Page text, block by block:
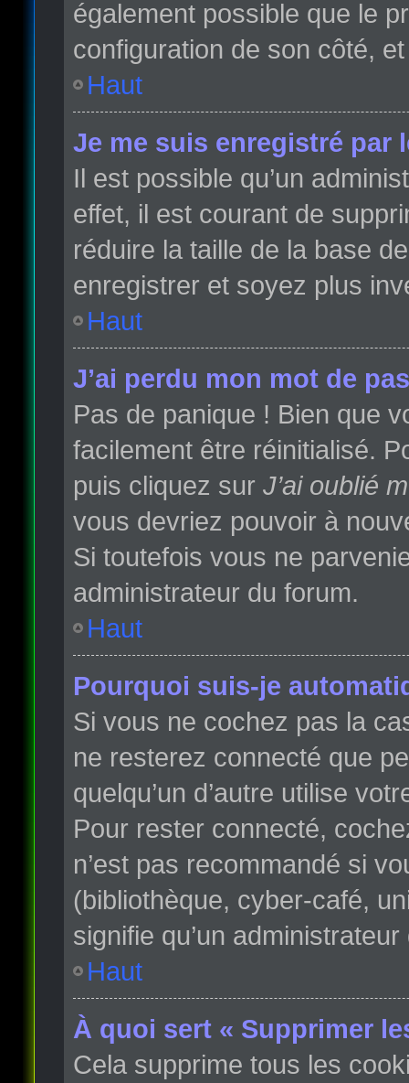
également possible que le
configuration de son côté,
Haut
Je me suis enregistré par
Il est possible qu’un
effet, il est courant de
réduire la taille de la base
enregistrer et soyez plus
Haut
J’ai perdu mon mot de
Pas de panique ! Bien que
facilement être réinitialisé.
puis cliquez sur J’ai oublié
vous devriez pouvoir à
Si toutefois vous ne
administrateur du forum.
Haut
Pourquoi suis-je
Si vous ne cochez pas la
ne resterez connecté que
quelqu’un d’autre utilise
Pour rester connecté,
n’est pas recommandé si
(bibliothèque, cyber-café,
signifie qu’un
Haut
À quoi sert « Supprimer
Cela supprime tous les